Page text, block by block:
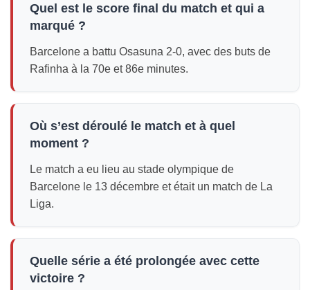
Quel est le score final du match et qui a
marqué ?
Barcelone a battu Osasuna 2-0, avec des buts de
Rafinha à la 70e et 86e minutes.
Où s’est déroulé le match et à quel
moment ?
Le match a eu lieu au stade olympique de
Barcelone le 13 décembre et était un match de La
Liga.
Quelle série a été prolongée avec cette
victoire ?